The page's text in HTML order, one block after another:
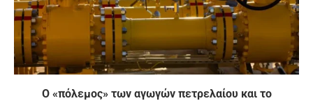
Ο «πόλεμος» των αγωγών πετρελαίου και το